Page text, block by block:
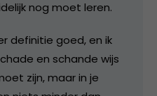
nog moet leren.
definitie goed, en ik
en schande wijs
zijn, maar in je